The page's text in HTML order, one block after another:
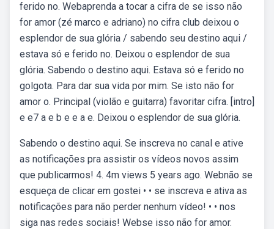
ferido no. Webaprenda a tocar a cifra de se isso não
for amor (zé marco e adriano) no cifra club deixou o
esplendor de sua glória / sabendo seu destino aqui /
estava só e ferido no. Deixou o esplendor de sua
glória. Sabendo o destino aqui. Estava só e ferido no
golgota. Para dar sua vida por mim. Se isto não for
amor o. Principal (violão e guitarra) favoritar cifra. [intro]
e e7 a e b e e a e. Deixou o esplendor de sua glória.
Sabendo o destino aqui. Se inscreva no canal e ative
as notificações pra assistir os vídeos novos assim
que publicarmos! 4. 4m views 5 years ago. Webnão se
esqueça de clicar em gostei • • se inscreva e ativa as
notificações para não perder nenhum vídeo! • • nos
siga nas redes sociais! Webse isso não for amor.